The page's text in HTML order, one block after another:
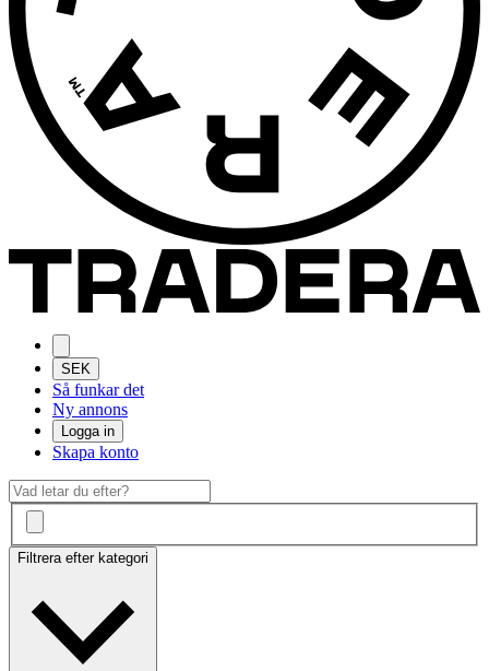
SEK
Så funkar det
Ny annons
Logga in
Skapa konto
Filtrera efter kategori